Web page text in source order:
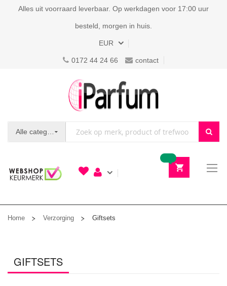
Alles uit voorraard leverbaar. Op werkdagen voor 17:00 uur
besteld, morgen in huis.
EUR
0172 44 24 66 contact
Home Verzorging Giftsets
GIFTSETS